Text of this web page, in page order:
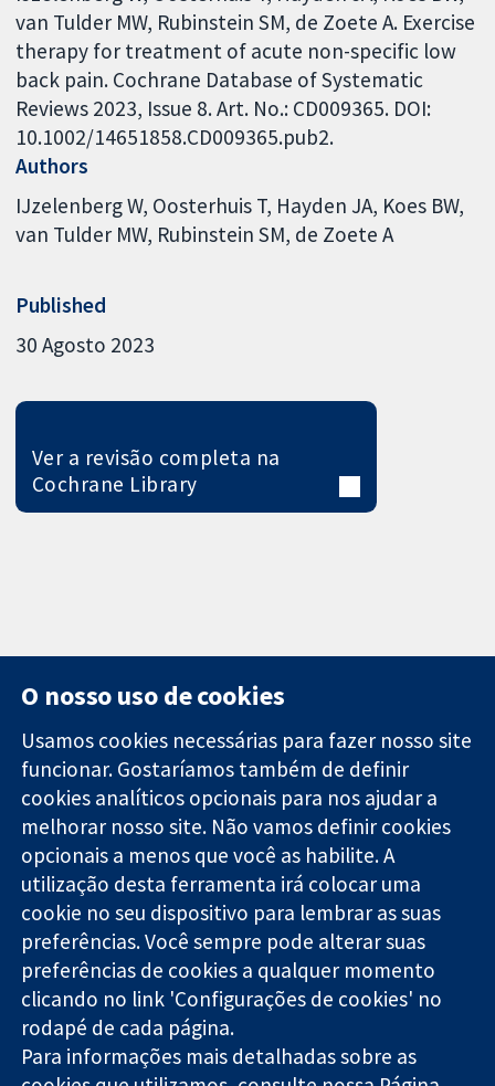
van Tulder MW, Rubinstein SM, de Zoete A. Exercise
therapy for treatment of acute non-specific low
back pain. Cochrane Database of Systematic
Reviews 2023, Issue 8. Art. No.: CD009365. DOI:
10.1002/14651858.CD009365.pub2.
Authors
IJzelenberg W Oosterhuis T Hayden JA Koes BW
van Tulder MW Rubinstein SM de Zoete A
Published
30 Agosto 2023
Ver a revisão completa na
Cochrane Library
Evidências
confiáveis.
Decisões
informadas.
Melhor saúde.
11-13 Cavendish
Square
Londres
W1G 0AN
Reino Unido
Contato
Notícias
Assessoria de
imprensa
Sobre nós
Cochrane
Library
A Cochrane Collaboration é uma organização sem fins lucrativos
(caridade nº 1045921) e uma empresa limitada por garantia (nº
O nosso uso de cookies
Usamos cookies necessárias para fazer nosso site
funcionar. Gostaríamos também de definir
cookies analíticos opcionais para nos ajudar a
melhorar nosso site. Não vamos definir cookies
opcionais a menos que você as habilite. A
utilização desta ferramenta irá colocar uma
cookie no seu dispositivo para lembrar as suas
preferências. Você sempre pode alterar suas
preferências de cookies a qualquer momento
clicando no link 'Configurações de cookies' no
rodapé de cada página.
Para informações mais detalhadas sobre as